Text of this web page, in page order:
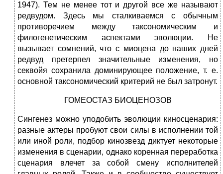
1947). Тем не менее тот и другой все же называют
редвудом. Здесь мы сталкиваемся с обычным
противоречием между таксономическим и
филогенетическим аспектами эволюции. Не
вызывает сомнений, что с миоцена до наших дней
редвуд претерпел значительные изменения, но
секвойя сохранила доминирующее положение, т. е.
основной таксономический критерий не был затронут.
ГОМЕОСТАЗ БИОЦЕНОЗОВ
Сингенез можно уподобить эволюции киносценария:
разные актеры пробуют свои силы в исполнении той
или иной роли, подбор кинозвезд диктует некоторые
изменения в сценарии, однако коренная переработка
сценария влечет за собой смену исполнителей